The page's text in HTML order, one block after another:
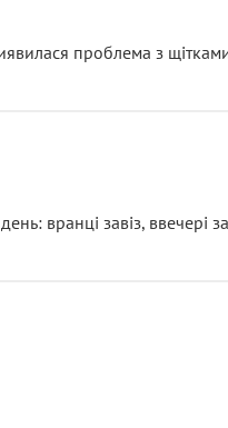
проблема з
вранці завіз, ввечері